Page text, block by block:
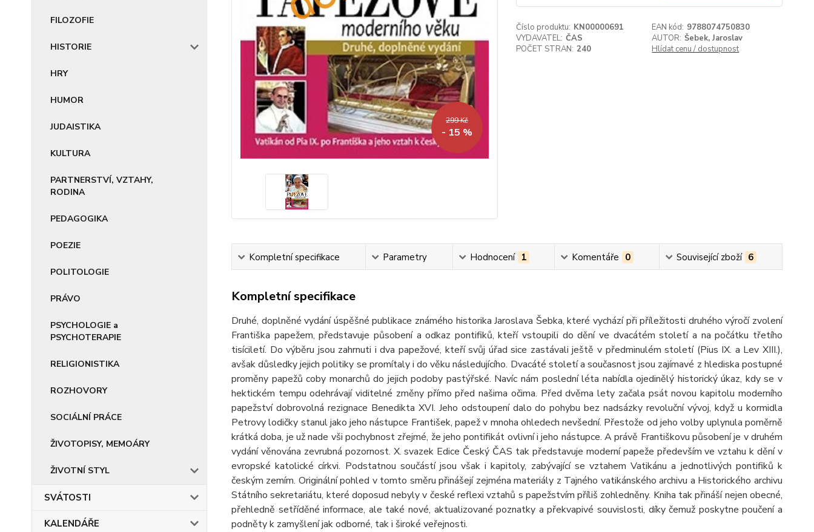
FILOZOFIE
HISTORIE
HRY
HUMOR
JUDAISTIKA
KULTURA
PARTNERSTVÍ, VZTAHY,
RODINA
PEDAGOGIKA
POEZIE
POLITOLOGIE
PRÁVO
PSYCHOLOGIE a
PSYCHOTERAPIE
RELIGIONISTIKA
ROZHOVORY
SOCIÁLNÍ PRÁCE
ŽIVOTOPISY, MEMOÁRY
ŽIVOTNÍ STYL
SVÁTOSTI
KALENDÁŘE
299 Kč
- 15 %
Číslo produktu: KN00000691 EAN kód: 9788074750830
VYDAVATEL: ČAS AUTOR: Šebek, Jaroslav
POČET STRAN: 240 Hlídat cenu / dostupnost
Kompletní specifikace Parametry Hodnocení 1 Komentáře 0 Související zboží 6
Kompletní specifikace
Druhé, doplněné vydání úspěšné publikace známého historika Jaroslava Šebka, které vychází při příležitosti druhého výročí zvolení
Františka papežem, představuje působení a odkaz pontifiků, kteří vstoupili do dění ve dvacátém století a na počátku třetího
tisíciletí. Do výběru jsou zahrnuti i dva papežové, kteří svůj úřad sice zastávali ještě v předminulém století (Pius IX. a Lev XIII.),
avšak důsledky jejich politiky se promítaly i do věku následujícího. Dvacáté století a současnost jsou zajímavé z hlediska postupné
proměny papežů coby monarchů do jejich podoby pastýřské. Navíc nám poslední léta nabídla ojedinělý historický úkaz, kdy se v
hektickém tempu odehrávají viditelné změny přímo před našima očima. Před dvěma lety začala psát novou kapitolu moderního
papežství dobrovolná rezignace Benedikta XVI. Jeho odstoupení dalo do pohybu bez nadsázky revoluční vývoj, když u kormidla
Petrovy lodičky stanul jako jeho nástupce František, papež v mnoha ohledech nevšední. Přestože od jeho volby uplynula poměrně
krátká doba, je už nade vši pochybnost zřejmé, že jeho pontifikát ovlivní i jeho nástupce. A právě Františkovu působení je v druhém
vydání věnována zevrubná pozornost. X. svazek Edice Český ČAS tak představuje moderní papeže především ve vztahu k dění v
evropské katolické církvi. Podstatnou součástí jsou však i kapitoly, zabývající se vztahem Vatikánu a jednotlivých pontifiků k
českým zemím. Originální pohled v tomto směru přinášejí zejména materiály z Tajného vatikánského archivu a Historického archivu
Státního sekretariátu, které doposud nebyly v české reflexi vztahů s papežstvím příliš zohledněny. Kniha tak přináší nejen obecné,
přehledně setříděné informace, ale také nové, aktualizované poznatky a překvapivé souvislosti, díky čemuž poskytne poučení a
podněty k zamyšlení jak odborné, tak i široké veřejnosti.